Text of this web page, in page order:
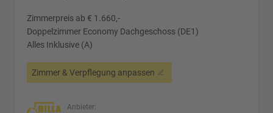
Zimmerpreis ab € 1.660,-
Doppelzimmer Economy Dachgeschoss (DE1)
Alles Inklusive (A)
Zimmer & Verpflegung anpassen
Anbieter: